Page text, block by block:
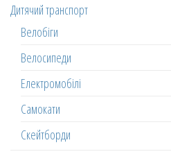
Дитячий транспорт
Велобіги
Велосипеди
Електромобілі
Самокати
Скейтборди